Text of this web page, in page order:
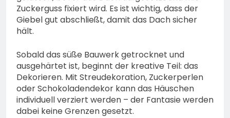
Zuckerguss fixiert wird. Es ist wichtig, dass der
Giebel gut abschließt, damit das Dach sicher
hält.
Sobald das süße Bauwerk getrocknet und
ausgehärtet ist, beginnt der kreative Teil: das
Dekorieren. Mit Streudekoration, Zuckerperlen
oder Schokoladendekor kann das Häuschen
individuell verziert werden – der Fantasie werden
dabei keine Grenzen gesetzt.